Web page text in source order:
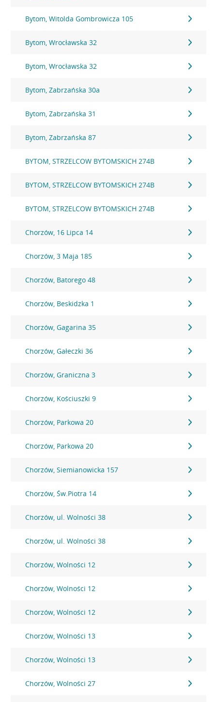
Bytom, Witolda Gombrowicza 105
Bytom, Wrocławska 32
Bytom, Wrocławska 32
Bytom, Zabrzańska 30a
Bytom, Zabrzańska 31
Bytom, Zabrzańska 87
BYTOM, STRZELCOW BYTOMSKICH 274B
BYTOM, STRZELCOW BYTOMSKICH 274B
BYTOM, STRZELCOW BYTOMSKICH 274B
Chorzów, 16 Lipca 14
Chorzów, 3 Maja 185
Chorzów, Batorego 48
Chorzów, Beskidzka 1
Chorzów, Gagarina 35
Chorzów, Gałeczki 36
Chorzów, Graniczna 3
Chorzów, Kościuszki 9
Chorzów, Parkowa 20
Chorzów, Parkowa 20
Chorzów, Siemianowicka 157
Chorzów, Św.Piotra 14
Chorzów, ul. Wolności 38
Chorzów, ul. Wolności 38
Chorzów, Wolności 12
Chorzów, Wolności 12
Chorzów, Wolności 12
Chorzów, Wolności 13
Chorzów, Wolności 13
Chorzów, Wolności 27